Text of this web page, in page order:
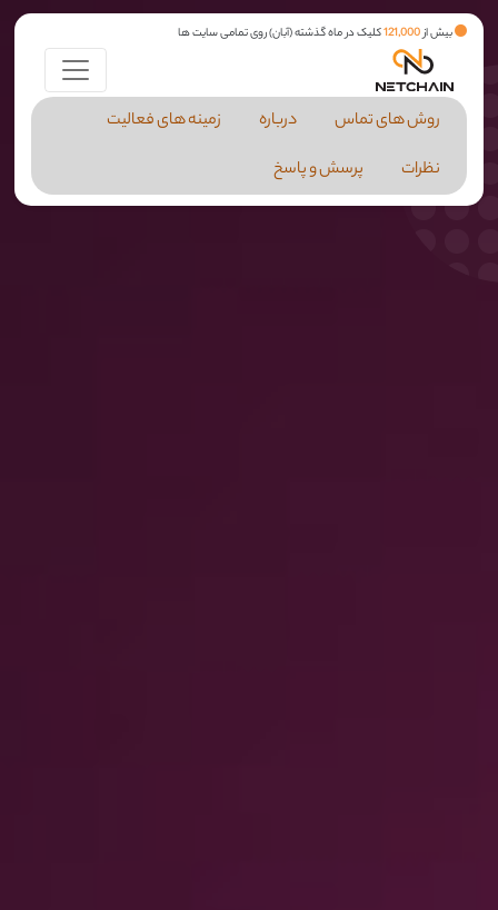
بیش از121,000کلیک در ماه گذشته (آبان) روی تمامی سایت ها
روش های تماس درباره
زمینه های فعالیت
نظرات
پرسش و پاسخ